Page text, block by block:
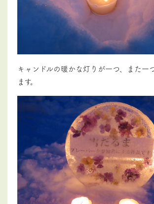
キャンドルの暖かな灯りが一つ、また一
ます。